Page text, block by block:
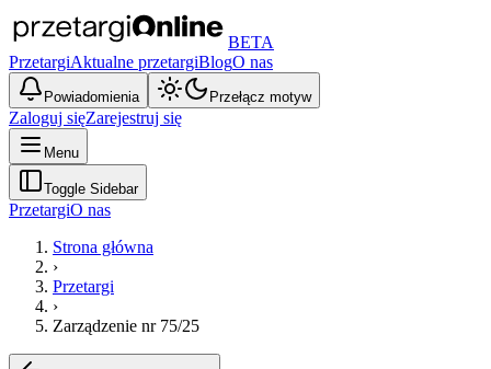
BETA
PrzetargiAktualne przetargiBlogO nas
Powiadomienia Przełącz motyw
Zaloguj sięZarejestruj się
Menu
Toggle Sidebar
PrzetargiO nas
Strona główna
›
Przetargi
›
Zarządzenie nr 75/25